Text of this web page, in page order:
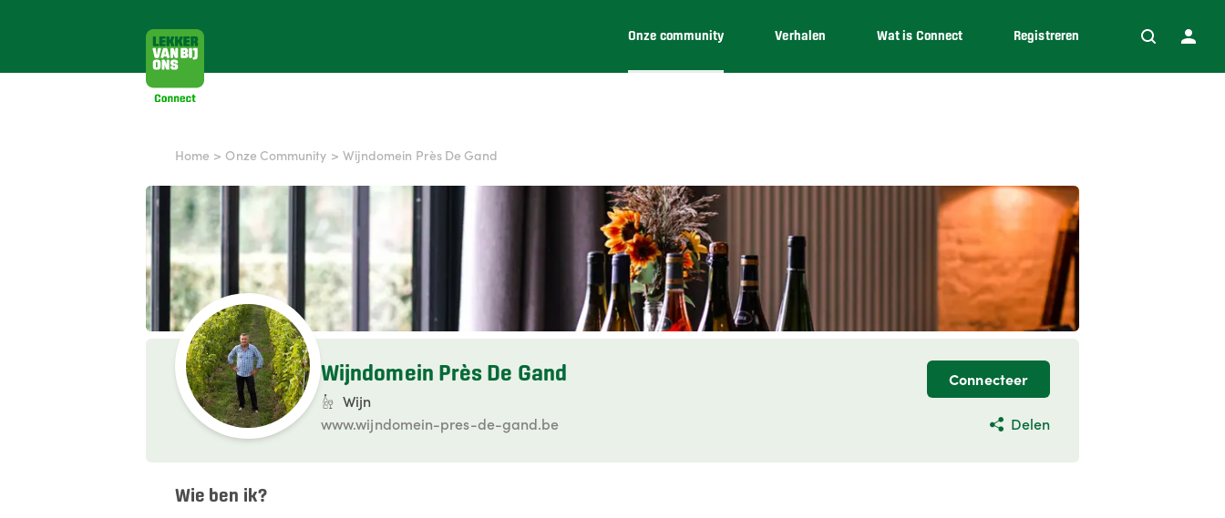
Onze community Verhalen Wat is Connect Registreren
Home > Onze Community > Wijndomein Près De Gand
Wijndomein Près De Gand
Wijn
www.wijndomein-pres-de-gand.be
Connecteer
Delen
Wie ben ik?